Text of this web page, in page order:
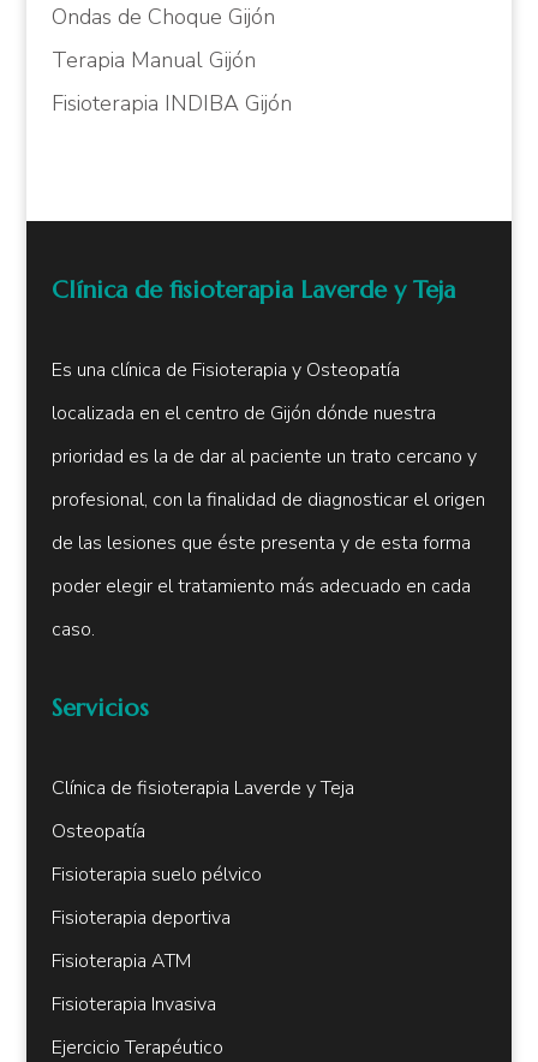
Ondas de Choque Gijón
Terapia Manual Gijón
Fisioterapia INDIBA Gijón
Clínica de fisioterapia Laverde y Teja
Es una clínica de Fisioterapia y Osteopatía
localizada en el centro de Gijón dónde nuestra
prioridad es la de dar al paciente un trato cercano y
profesional, con la finalidad de diagnosticar el origen
de las lesiones que éste presenta y de esta forma
poder elegir el tratamiento más adecuado en cada
caso.
Servicios
Clínica de fisioterapia Laverde y Teja
Osteopatía
Fisioterapia suelo pélvico
Fisioterapia deportiva
Fisioterapia ATM
Fisioterapia Invasiva
Ejercicio Terapéutico